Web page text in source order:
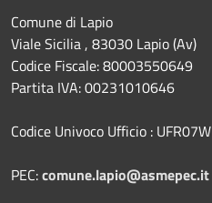
Comune di Lapio
Viale Sicilia , 83030 Lapio (Av)
Codice Fiscale: 80003550649
Partita IVA: 00231010646
Codice Univoco Ufficio : UFR07W
PEC:comune.lapio@asmepec.it